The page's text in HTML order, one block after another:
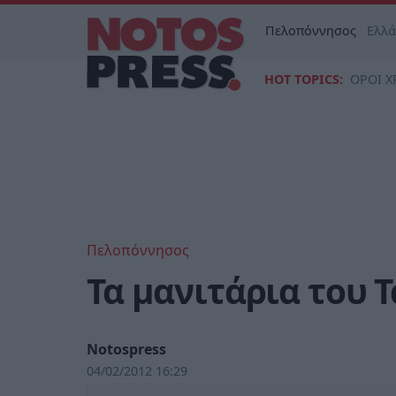
Πελοπόννησος
HOT TOPICS: ΟΡΟΙ
Πελοπόννησος
Τα μανιτάρια του
Notospress
04/02/2012 16:29